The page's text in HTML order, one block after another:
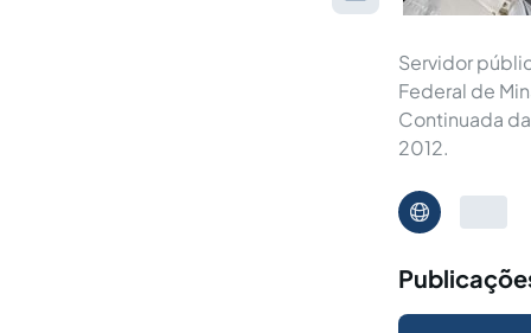
Servidor
Federal de
Continuada
2012.